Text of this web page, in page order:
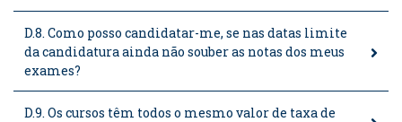
D.8. Como posso candidatar-me, se nas datas limite
da candidatura ainda não souber as notas dos meus
exames?
D.9. Os cursos têm todos o mesmo valor de taxa de